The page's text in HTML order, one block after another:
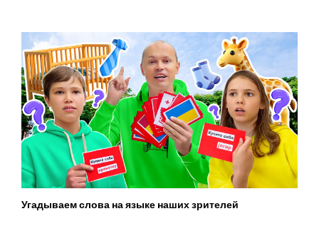
Угадываем слова на языке наших зрителей